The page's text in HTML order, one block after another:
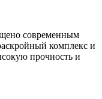
современным
комплекс и
прочность и